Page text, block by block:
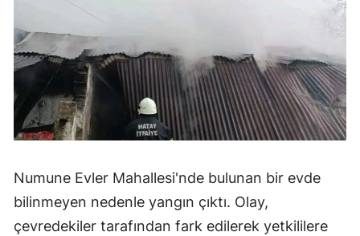
Numune Evler Mahallesi'nde bulunan bir evde
bilinmeyen nedenle yangın çıktı. Olay,
çevredekiler tarafından fark edilerek yetkililere